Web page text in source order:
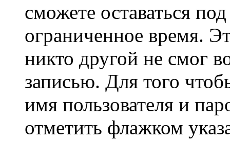
сможете оставаться
ограниченное время.
никто другой не смог
записью. Для того
имя пользователя и
отметить флажком